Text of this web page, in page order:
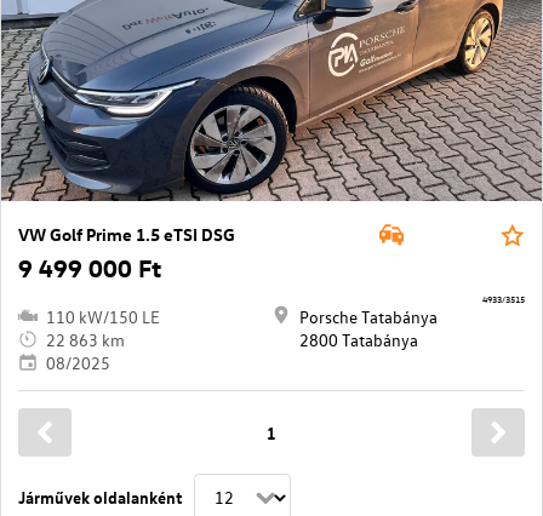
VW Golf Prime 1.5 eTSI DSG
9 499 000 Ft
110 kW/150 LE
22 863 km
08/2025
Porsche Tatabánya
2800 Tatabánya
4933/3515
Járművek oldalanként
1